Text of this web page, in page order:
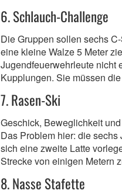
6. Schlauch-Challenge
Die Gruppen sollen sechs
eine kleine Walze 5 Meter
Jugendfeuerwehrleute nicht
Kupplungen. Sie müssen
7. Rasen-Ski
Geschick, Beweglichkeit
Das Problem hier: die
sich eine zweite Latte
Strecke von einigen Metern
8. Nasse Stafette